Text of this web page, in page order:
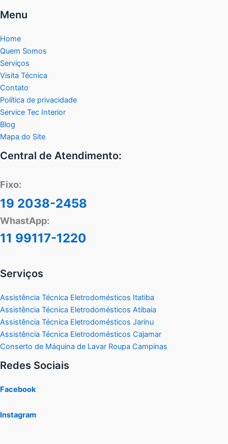
Menu
Home
Quem Somos
Serviços
Visita Técnica
Contato
Política de privacidade
Service Tec Interior
Blog
Mapa do Site
Central de Atendimento:
Fixo:
19 2038-2458
WhastApp:
11 99117-1220
Serviços
Assistência Técnica Eletrodomésticos Itatiba
Assistência Técnica Eletrodomésticos Atibaia
Assistência Técnica Eletrodomésticos Jarinu
Assistência Técnica Eletrodomésticos Cajamar
Conserto de Máquina de Lavar Roupa Campinas
Redes Sociais
Facebook
Instagram